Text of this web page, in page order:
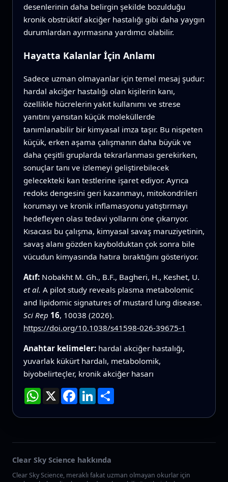
desenlerinin daha belirgin şekilde bozulduğu
kronik obstrüktif akciğer hastalığı gibi daha yaygın
durumlardan ayırmasına yardımcı olabilir.
Hayatta Kalanlar İçin Anlamı
Sadece uzman olmayanlar için temel mesaj şudur:
hardal akciğer hastalığı olan kişilerin kanı,
özellikle hücrelerin yakıt kullanımı ve strese
yanıtını yansıtan küçük moleküllerde
tanımlanabilir bir kimyasal imza taşır. Bu nispeten
küçük, erken aşama çalışmanın daha büyük ve
daha çeşitli gruplarda tekrarlanması gerekirken,
sonuçlar tanı ve izlemeyi geliştirebilecek
gelecekteki kan testlerine işaret ediyor. Ayrıca
redoks dengesini geri kazanmayı, mitokondrileri
korumayı ve kronik inflamasyonu yatıştırmayı
hedefleyen olası tedavi yollarını öne çıkarıyor.
Kısacası bu çalışma, kimyasal savaş maruziyetinin,
savaş alanı gözden kaybolduktan çok sonra bile
vücudun kimyasında hatıra bıraktığını gösteriyor.
Atıf: Nobakht M. Gh., B.F., Bagheri, H., Keshet, U.
et al. A pilot study reveals plasma metabolomic
and lipidomic signatures of mustard lung disease.
Sci Rep 16, 10038 (2026).
https://doi.org/10.1038/s41598-026-39675-1
Anahtar kelimeler: hardal akciğer hastalığı,
yuvarlak kükürt hardalı, metabolomik,
biyobelirteçler, kronik akciğer hasarı
WhatsApp
X Facebook
LinkedInPaylaş
Clear Sky Science hakkında
Clear Sky Science, meraklı fakat uzman olmayan okurlar için